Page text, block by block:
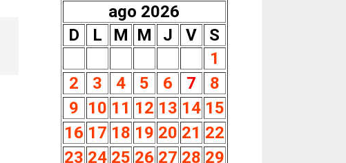
ago 2026
D
L M M J V
S
1
2
3 4 5 6 7
8
9 10 11 12 13 14 15
16 17 18 19 20 21 22
23 24 25 26 27 28 29